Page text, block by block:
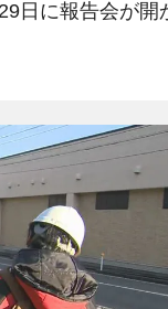
日に報告会が開